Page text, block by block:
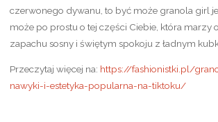
czerwonego dywanu, to być może granola girl
może po prostu o tej części Ciebie, która marzy
zapachu sosny i świętym spokoju z ładnym
Przeczytaj więcej na: https://fashionistki.pl/
nawyki-i-estetyka-popularna-na-tiktoku/